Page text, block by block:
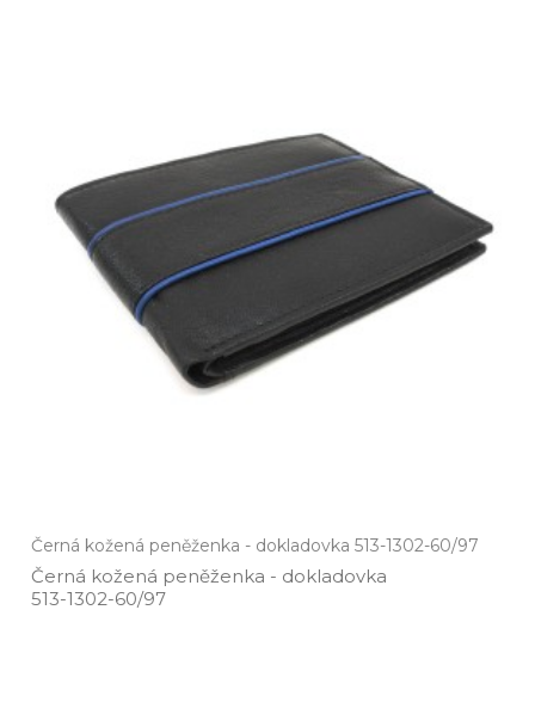
Černá kožená peněženka - dokladovka 513-1302-60/97
Černá kožená peněženka ­- dokladovka
513­-1302­-60/97